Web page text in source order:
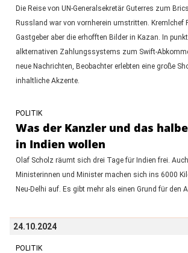
Die Reise von UN-Generalsekretär Guterres zum
Russland war von vornherein umstritten. Kremlchef
Gastgeber aber die erhofften Bilder in Kazan. In
alkternativen Zahlungssystems zum Swift-
neue Nachrichten, Beobachter erlebten eine große
inhaltliche Akzente.
POLITIK
Was der Kanzler und das
in Indien wollen
Olaf Scholz räumt sich drei Tage für Indien frei.
Ministerinnen und Minister machen sich ins 6000
Neu-Delhi auf. Es gibt mehr als einen Grund für den
24.10.2024
POLITIK